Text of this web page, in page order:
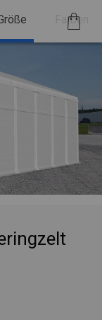
Farben